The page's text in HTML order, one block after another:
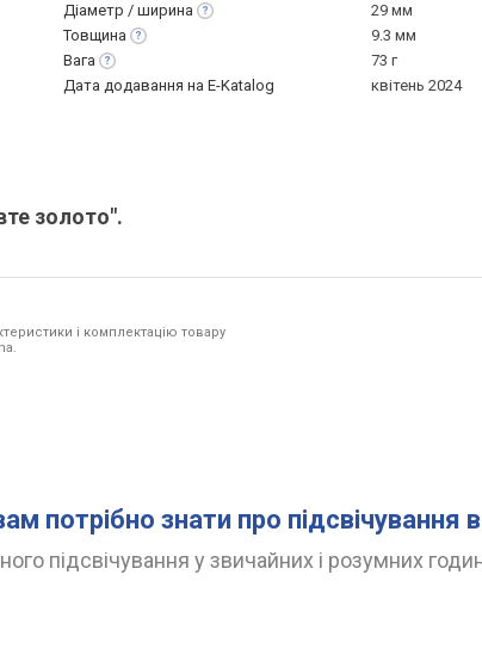
Діаметр / ширина
29 мм
Товщина
9.3 мм
Вага
73 г
Дата додавання на E-Katalog
квітень 2024
золото".
і комплектацію товару
потрібно знати про підсвічування
підсвічування у звичайних і розумних